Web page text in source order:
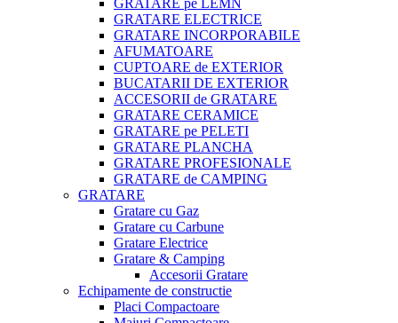
GRATARE pe LEMN
GRATARE ELECTRICE
GRATARE INCORPORABILE
AFUMATOARE
CUPTOARE de EXTERIOR
BUCATARII DE EXTERIOR
ACCESORII de GRATARE
GRATARE CERAMICE
GRATARE pe PELETI
GRATARE PLANCHA
GRATARE PROFESIONALE
GRATARE de CAMPING
GRATARE
Gratare cu Gaz
Gratare cu Carbune
Gratare Electrice
Gratare & Camping
Accesorii Gratare
Echipamente de constructie
Placi Compactoare